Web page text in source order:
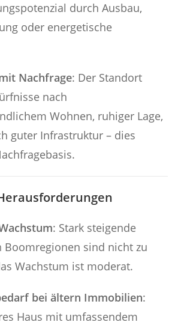
durch Ausbau,
oder energetische
Nachfrage: Der Standort
nach
Wohnen, ruhiger Lage,
guter Infrastruktur – dies
: Stark steigende
Boomregionen sind nicht zu
Wachstum ist moderat.
bei ältern Immobilien:
Haus mit umfassendem